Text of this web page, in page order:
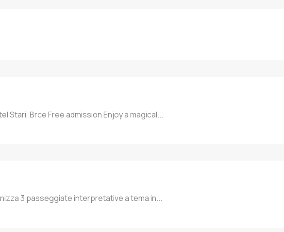
Stari, Brce Free admission Enjoy a magical...
3 passeggiate interpretative a tema in...